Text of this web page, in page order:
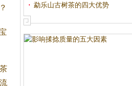
勐乐山古树茶的四大优势